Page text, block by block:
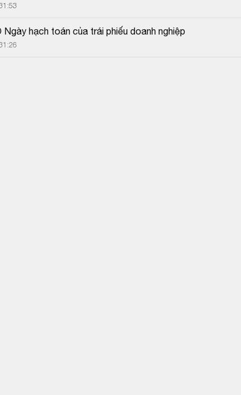
hạch toán của trái phiếu doanh nghiệp